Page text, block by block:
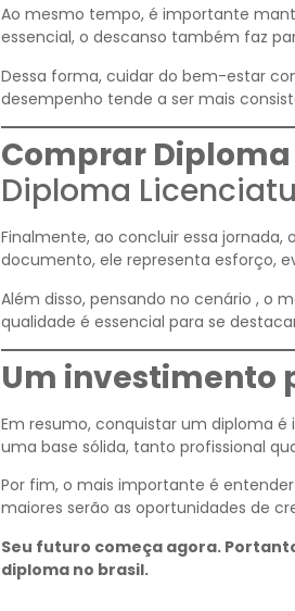
Ao mesmo tempo, é importante
essencial, o descanso também faz
Dessa forma, cuidar do bem-estar
desempenho tende a ser mais
Comprar
Diploma
Finalmente, ao concluir essa
documento, ele representa esforço,
Além disso, pensando no cenário , o
qualidade é essencial para se
Um investimento
Em resumo, conquistar um diploma
uma base sólida, tanto profissional
Por fim, o mais importante é
maiores serão as oportunidades de
Seu futuro começa agora.
diploma no brasil.